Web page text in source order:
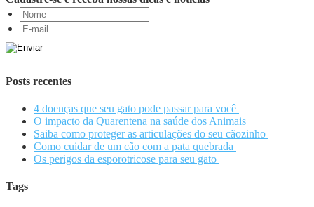
Posts recentes
4 doenças que seu gato pode passar para você
O impacto da Quarentena na saúde dos Animais
Saiba como proteger as articulações do seu cãozinho
Como cuidar de um cão com a pata quebrada
Os perigos da esporotricose para seu gato
Tags